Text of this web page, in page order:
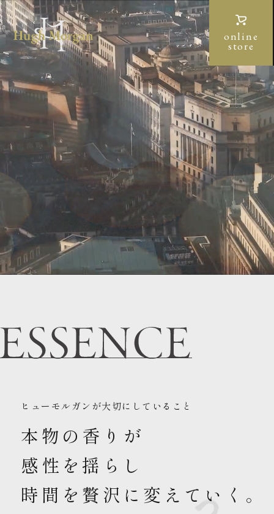
online
store
ヒューモルガンが大切にしていること
本物の香りが
感性を揺らし
時間を贅沢に変えていく。